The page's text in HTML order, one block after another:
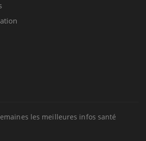
les meilleures infos santé